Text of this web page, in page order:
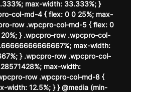
max-width: 33.333%; }
col-md-4 { flex: 0 0 25%; max-
row .wpcpro-col-md-5 { flex: 0
} .wpcpro-row .wpcpro-col-
max-width:
} .wpcpro-row .wpcpro-col-
max-width:
row .wpcpro-col-md-8 {
width: 12.5%; } } @media (min-